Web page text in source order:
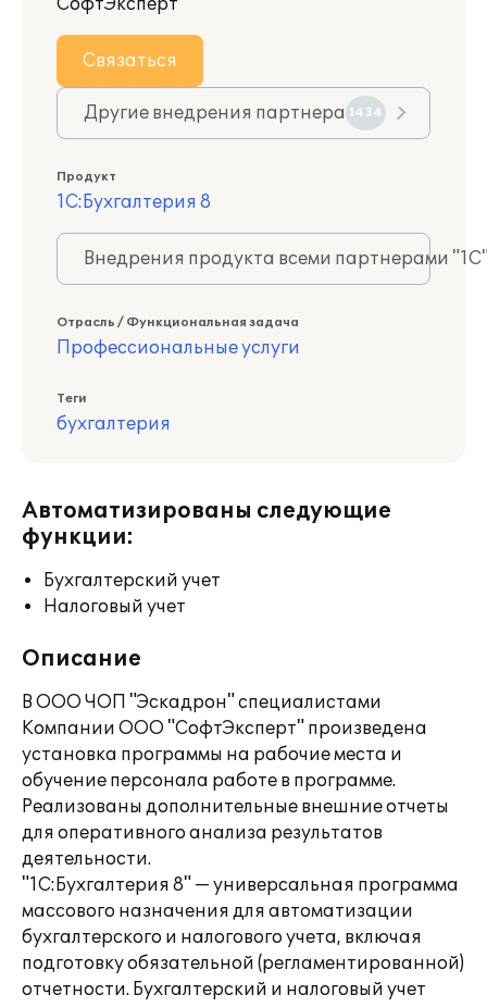
СофтЭксперт
Связаться
Другие внедрения партнера 1434
Продукт
1С:Бухгалтерия 8
Внедрения продукта всеми партнерами
Отрасль / Функциональная задача
Профессиональные услуги
Теги
бухгалтерия
Автоматизированы следующие
функции:
Бухгалтерский учет
Налоговый учет
Описание
В ООО ЧОП "Эскадрон" специалистами
Компании ООО "СофтЭксперт" произведена
установка программы на рабочие места и
обучение персонала работе в программе.
Реализованы дополнительные внешние отчеты
для оперативного анализа результатов
деятельности.
"1С:Бухгалтерия 8" — универсальная программа
массового назначения для автоматизации
бухгалтерского и налогового учета, включая
подготовку обязательной (регламентированной)
отчетности. Бухгалтерский и налоговый учет